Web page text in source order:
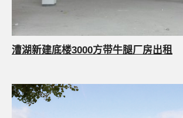
漕湖新建底楼3000方带牛腿厂房出租